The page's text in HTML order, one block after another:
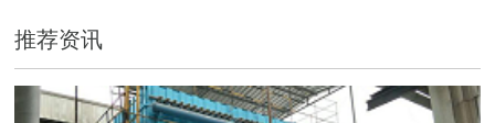
推荐资讯